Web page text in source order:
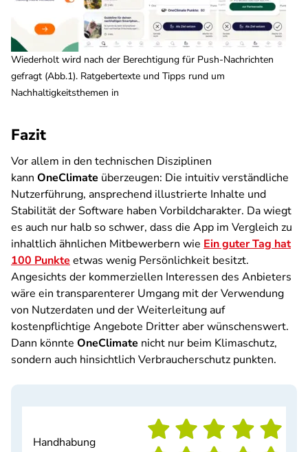
Wiederholt wird nach der Berechtigung für Push-Nachrichten
gefragt (Abb.1). Ratgebertexte und Tipps rund um
Nachhaltigkeitsthemen in
Fazit
Vor allem in den technischen Disziplinen
kann OneClimate überzeugen: Die intuitiv verständliche
Nutzerführung, ansprechend illustrierte Inhalte und
Stabilität der Software haben Vorbildcharakter. Da wiegt
es auch nur halb so schwer, dass die App im Vergleich zu
inhaltlich ähnlichen Mitbewerbern wie Ein guter Tag hat
100 Punkte etwas wenig Persönlichkeit besitzt.
Angesichts der kommerziellen Interessen des Anbieters
wäre ein transparenterer Umgang mit der Verwendung
von Nutzerdaten und der Weiterleitung auf
kostenpflichtige Angebote Dritter aber wünschenswert.
Dann könnte OneClimate nicht nur beim Klimaschutz,
sondern auch hinsichtlich Verbraucherschutz punkten.
Handhabung